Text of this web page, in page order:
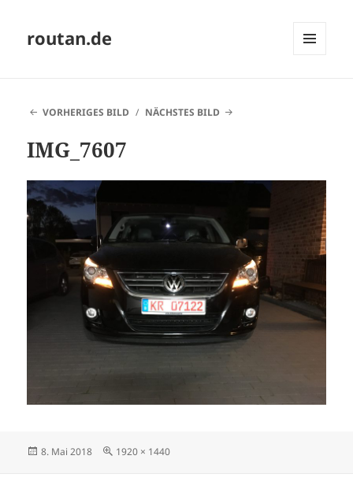
routan.de
VORHERIGES BILD
NÄCHSTES BILD
IMG_7607
Veröffentlicht
8. Mai 2018 Originalgröße
1920 × 1440